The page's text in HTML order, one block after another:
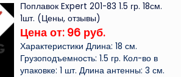
Поплавок Expert 201-83 1.5 гр. 18см.
1шт. (Цены, отзывы)
Цена от: 96 руб.
Характеристики Длина: 18 см.
Грузоподъемность: 1.5 гр. Кол-во в
упаковке: 1 шт. Длина антенны: 3 см.